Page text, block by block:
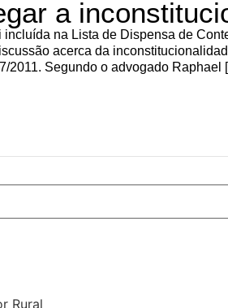
a
incluída na Lista de Dispensa de
acerca da
2011. Segundo o advogado Raphael